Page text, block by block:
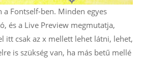
a Fontself-ben. Minden egyes
és a Live Preview megmutatja,
itt csak az x mellett lehet látni, lehet,
is szükség van, ha más betű mellé